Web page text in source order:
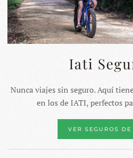
Iati
Nunca viajes sin seguro. Aquí
en los de IATI, perfectos
VER SEGUROS